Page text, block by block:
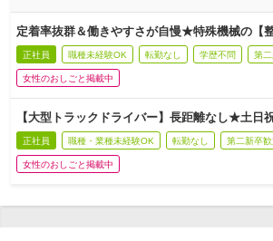
定着率抜群＆働きやすさが自慢★特殊機械の【
正社員 職種未経験OK 転勤なし 学歴不問 第
女性のおしごと掲載中
【大型トラックドライバー】長距離なし★土日
正社員 職種・業種未経験OK 転勤なし 第二新卒歓
女性のおしごと掲載中